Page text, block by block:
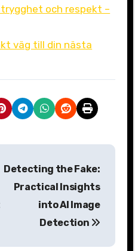
och respekt –
väg till din nästa
Detecting the Fake:
Practical Insights
into AI Image
Detection